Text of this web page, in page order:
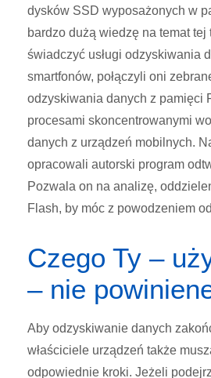
dysków SSD wyposażonych w
bardzo dużą wiedzę na temat
świadczyć usługi odzyskiwania
smartfonów, połączyli oni
odzyskiwania danych z pamięci
procesami skoncentrowanymi
danych z urządzeń mobilnych.
opracowali autorski program
Pozwala on na analizę,
Flash, by móc z powodzeniem
Czego Ty –
– nie
Aby odzyskiwanie danych
właściciele urządzeń także
odpowiednie kroki. Jeżeli